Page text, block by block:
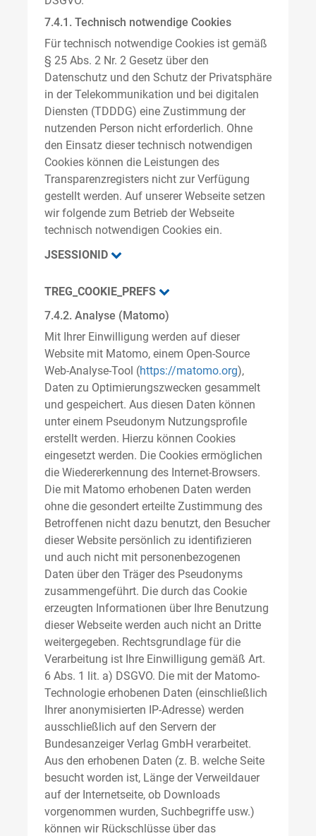
7.4.1. Technisch notwendige Cookies
Für technisch notwendige Cookies ist gemäß
§ 25 Abs. 2 Nr. 2 Gesetz über den
Datenschutz und den Schutz der Privatsphäre
in der Telekommunikation und bei digitalen
Diensten (TDDDG) eine Zustimmung der
nutzenden Person nicht erforderlich. Ohne
den Einsatz dieser technisch notwendigen
Cookies können die Leistungen des
Transparenzregisters nicht zur Verfügung
gestellt werden. Auf unserer Webseite setzen
wir folgende zum Betrieb der Webseite
technisch notwendigen Cookies ein.
JSESSIONID
TREG_COOKIE_PREFS
7.4.2. Analyse (Matomo)
Mit Ihrer Einwilligung werden auf dieser
Website mit Matomo, einem Open-Source
Web-Analyse-Tool (https://matomo.org),
Daten zu Optimierungszwecken gesammelt
und gespeichert. Aus diesen Daten können
unter einem Pseudonym Nutzungsprofile
erstellt werden. Hierzu können Cookies
eingesetzt werden. Die Cookies ermöglichen
die Wiedererkennung des Internet-Browsers.
Die mit Matomo erhobenen Daten werden
ohne die gesondert erteilte Zustimmung des
Betroffenen nicht dazu benutzt, den Besucher
dieser Website persönlich zu identifizieren
und auch nicht mit personenbezogenen
Daten über den Träger des Pseudonyms
zusammengeführt. Die durch das Cookie
erzeugten Informationen über Ihre Benutzung
dieser Webseite werden auch nicht an Dritte
weitergegeben. Rechtsgrundlage für die
Verarbeitung ist Ihre Einwilligung gemäß Art.
6 Abs. 1 lit. a) DSGVO. Die mit der Matomo-
Technologie erhobenen Daten (einschließlich
Ihrer anonymisierten IP-Adresse) werden
ausschließlich auf den Servern der
Bundesanzeiger Verlag GmbH verarbeitet.
Aus den erhobenen Daten (z. B. welche Seite
besucht worden ist, Länge der Verweildauer
auf der Internetseite, ob Downloads
vorgenommen wurden, Suchbegriffe usw.)
können wir Rückschlüsse über das